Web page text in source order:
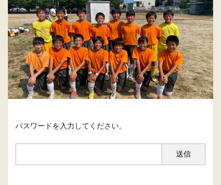
パスワードを入力してください。